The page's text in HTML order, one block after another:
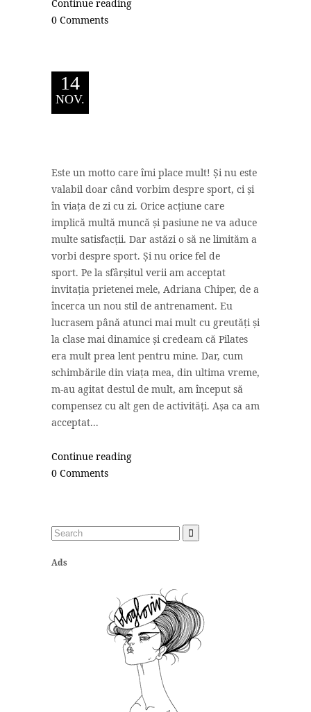
Continue reading
0 Comments
14
NOV.
Este un motto care îmi place mult! Și nu este
valabil doar când vorbim despre sport, ci și
în viața de zi cu zi. Orice acțiune care
implică multă muncă și pasiune ne va aduce
multe satisfacții. Dar astăzi o să ne limităm a
vorbi despre sport. Și nu orice fel de
sport. Pe la sfârșitul verii am acceptat
invitația prietenei mele, Adriana Chiper, de a
încerca un nou stil de antrenament. Eu
lucrasem până atunci mai mult cu greutăți și
la clase mai dinamice și credeam că Pilates
era mult prea lent pentru mine. Dar, cum
schimbările din viața mea, din ultima vreme,
m-au agitat destul de mult, am început să
compensez cu alt gen de activități. Așa ca am
acceptat...
Continue reading
0 Comments
Ads